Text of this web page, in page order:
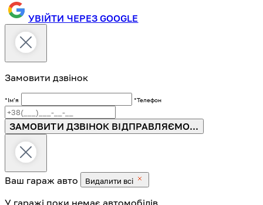
УВІЙТИ ЧЕРЕЗ GOOGLE
Замовити дзвінок
*Імʼя *Телефон
ЗАМОВИТИ ДЗВІНОК ВІДПРАВЛЯЄМО...
Ваш гараж авто Видалити всі
У гаражі поки немає автомобілів